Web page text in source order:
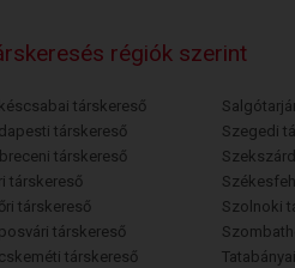
régiók szerint
társkereső
társkereső
társkereső
társkereső
társkereső
társkereső
társkereső
Szegedi
Szolnoki